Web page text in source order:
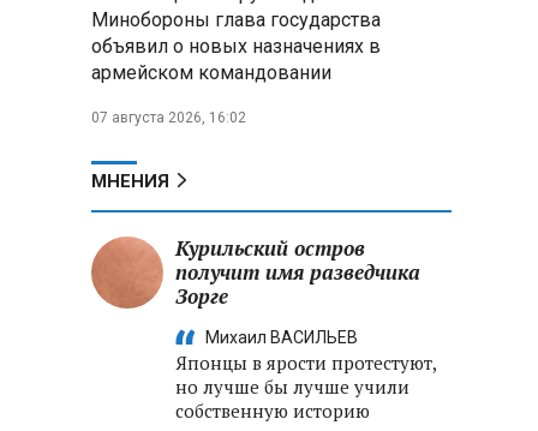
Хотите «собирать сливки» в
городах — отвечайте и за
отдалённые деревни
Минобороны РФ: установлен
Харьковской области
криптообменников в «Москва-
Сити», через которую
украинские call-центры
Минобороны глава государства
объявил о новых назначениях в
армейском командовании
07 августа 2026, 16:02
МНЕНИЯ
Курильский остров
получит имя разведчика
Зорге
Михаил ВАСИЛЬЕВ
Японцы в ярости протестуют,
но лучше бы лучше учили
собственную историю